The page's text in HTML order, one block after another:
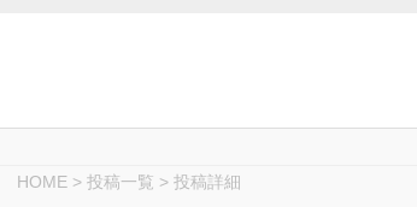
HOME > 投稿一覧 > 投稿詳細